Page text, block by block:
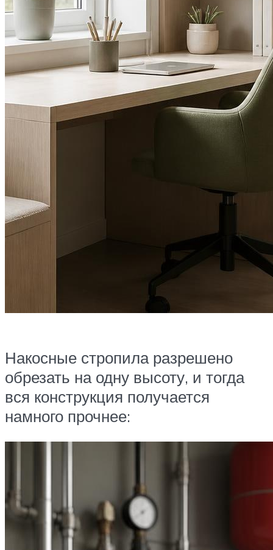
Накосные стропила разрешено
обрезать на одну высоту, и тогда
вся конструкция получается
намного прочнее: